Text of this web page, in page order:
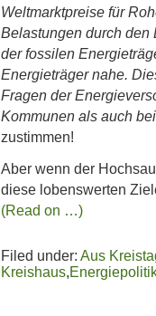
Weltmarktpreise für
Belastungen durch
der fossilen
Energieträger nahe.
Fragen der
Kommunen als auch
zustimmen!
Aber wenn der
diese lobenswerten
(Read on …)
Filed under: Aus
Kreishaus,